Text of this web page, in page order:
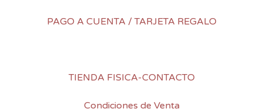
PAGO A CUENTA / TARJETA REGALO
TIENDA FISICA-CONTACTO
Condiciones de Venta